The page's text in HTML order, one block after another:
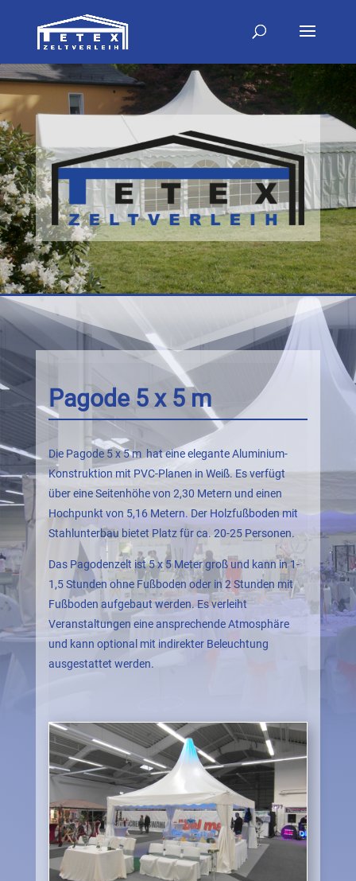
Pagode 5 x 5 m
Die Pagode 5 x 5 m hat eine elegante Aluminium-
Konstruktion mit PVC-Planen in Weiß. Es verfügt
über eine Seitenhöhe von 2,30 Metern und einen
Hochpunkt von 5,16 Metern. Der Holzfußboden mit
Stahlunterbau bietet Platz für ca. 20-25 Personen.
Das Pagodenzelt ist 5 x 5 Meter groß und kann in 1-
1,5 Stunden ohne Fußboden oder in 2 Stunden mit
Fußboden aufgebaut werden. Es verleiht
Veranstaltungen eine ansprechende Atmosphäre
und kann optional mit indirekter Beleuchtung
ausgestattet werden.